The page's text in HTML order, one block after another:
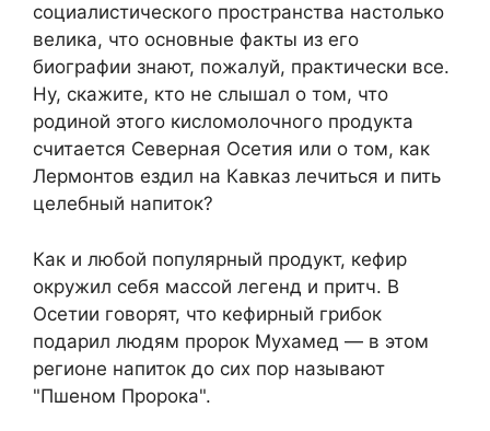
социалистического пространства настолько
велика, что основные факты из его
биографии знают, пожалуй, практически все.
Ну, скажите, кто не слышал о том, что
родиной этого кисломолочного продукта
считается Северная Осетия или о том, как
Лермонтов ездил на Кавказ лечиться и пить
целебный напиток?
Как и любой популярный продукт, кефир
окружил себя массой легенд и притч. В
Осетии говорят, что кефирный грибок
подарил людям пророк Мухамед — в этом
регионе напиток до сих пор называют
"Пшеном Пророка".